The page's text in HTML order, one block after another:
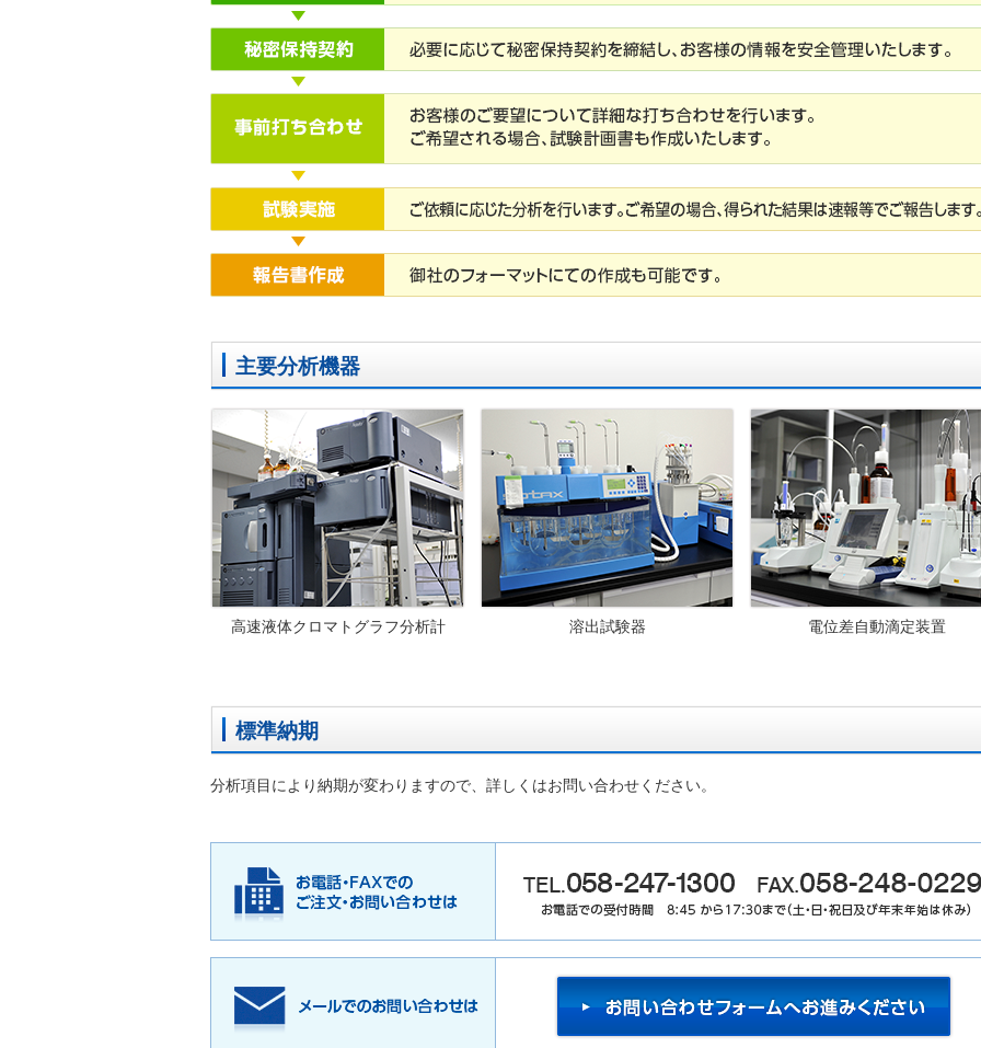
主要分析機器
高速液体クロマトグラフ分析計 溶出試験器 電位差自動滴定装置
標準納期
分析項目により納期が変わりますので、詳しくはお問い合わせください。